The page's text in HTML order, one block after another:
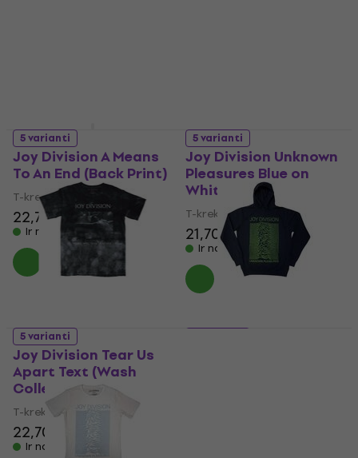
5 varianti
Joy Division A Means
To An End (Back Print)
T-krekls
22,70 €
Ir noliktavā
5 varianti
Joy Division Unknown
Pleasures Blue on
White
T-krekls
21,70 €
Ir noliktavā
5 varianti
Joy Division Tear Us
Apart Text (Wash
Collection)
T-krekls
22,70 €
Ir noliktavā